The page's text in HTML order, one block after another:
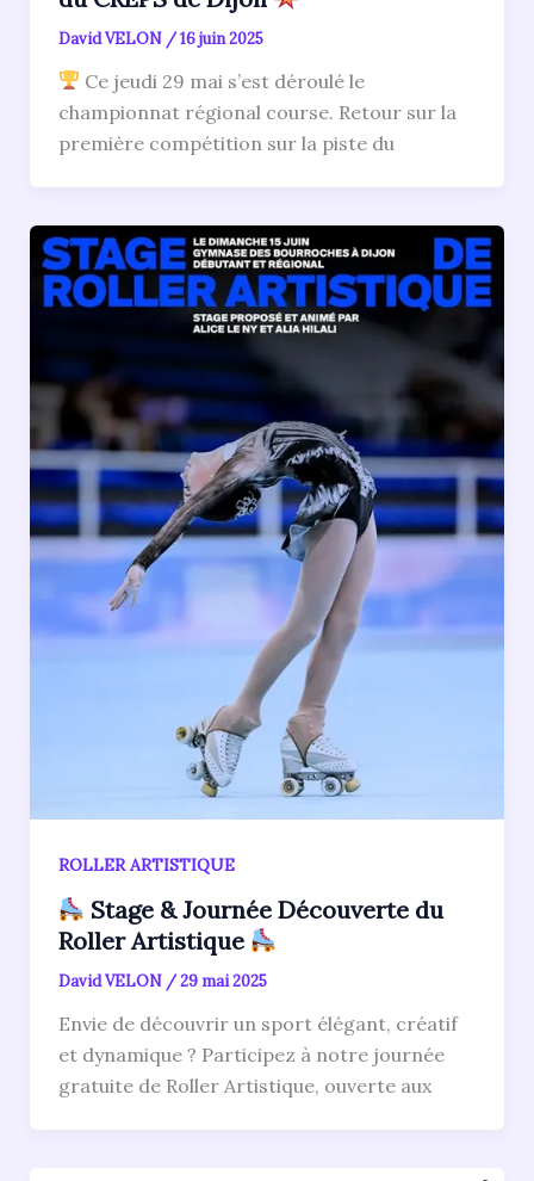
David VELON /16 juin 2025
Ce jeudi 29 mai s’est déroulé le
championnat régional course. Retour sur la
première compétition sur la piste du
ROLLER ARTISTIQUE
Stage & Journée Découverte du
Roller Artistique
David VELON /29 mai 2025
Envie de découvrir un sport élégant, créatif
et dynamique ? Participez à notre journée
gratuite de Roller Artistique, ouverte aux